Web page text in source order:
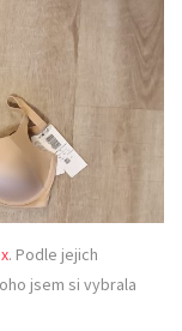
. Podle jejich
jsem si vybrala